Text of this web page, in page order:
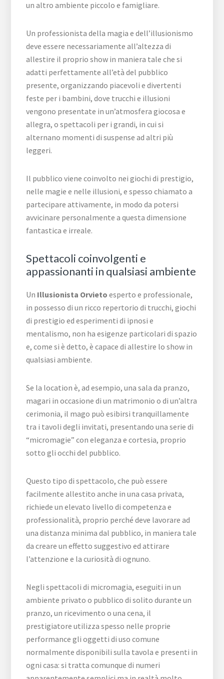
un altro ambiente piccolo e famigliare.
Un professionista della magia e dell’illusionismo
deve essere necessariamente all’altezza di
allestire il proprio show in maniera tale che si
adatti perfettamente all’età del pubblico
presente, organizzando piacevoli e divertenti
feste per i bambini, dove trucchi e illusioni
vengono presentate in un’atmosfera giocosa e
allegra, o spettacoli per i grandi, in cui si
alternano momenti di suspense ad altri più
leggeri.
Il pubblico viene coinvolto nei giochi di prestigio,
nelle magie e nelle illusioni, e spesso chiamato a
partecipare attivamente, in modo da potersi
avvicinare personalmente a questa dimensione
fantastica e irreale.
Spettacoli coinvolgenti e
appassionanti in qualsiasi ambiente
Un Illusionista Orvieto esperto e professionale,
in possesso di un ricco repertorio di trucchi, giochi
di prestigio ed esperimenti di ipnosi e
mentalismo, non ha esigenze particolari di spazio
e, come si è detto, è capace di allestire lo show in
qualsiasi ambiente.
Se la location è, ad esempio, una sala da pranzo,
magari in occasione di un matrimonio o di un’altra
cerimonia, il mago può esibirsi tranquillamente
tra i tavoli degli invitati, presentando una serie di
“micromagie” con eleganza e cortesia, proprio
sotto gli occhi del pubblico.
Questo tipo di spettacolo, che può essere
facilmente allestito anche in una casa privata,
richiede un elevato livello di competenza e
professionalità, proprio perché deve lavorare ad
una distanza minima dal pubblico, in maniera tale
da creare un effetto suggestivo ed attirare
l’attenzione e la curiosità di ognuno.
Negli spettacoli di micromagia, eseguiti in un
ambiente privato o pubblico di solito durante un
pranzo, un ricevimento o una cena, il
prestigiatore utilizza spesso nelle proprie
performance gli oggetti di uso comune
normalmente disponibili sulla tavola e presenti in
ogni casa: si tratta comunque di numeri